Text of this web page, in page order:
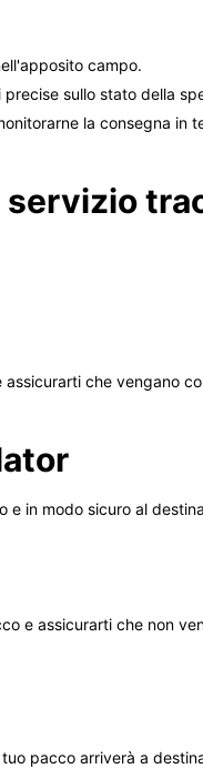
campo.
sullo stato della
la consegna in
che vengano
in modo sicuro al
e assicurarti che non
pacco arriverà a